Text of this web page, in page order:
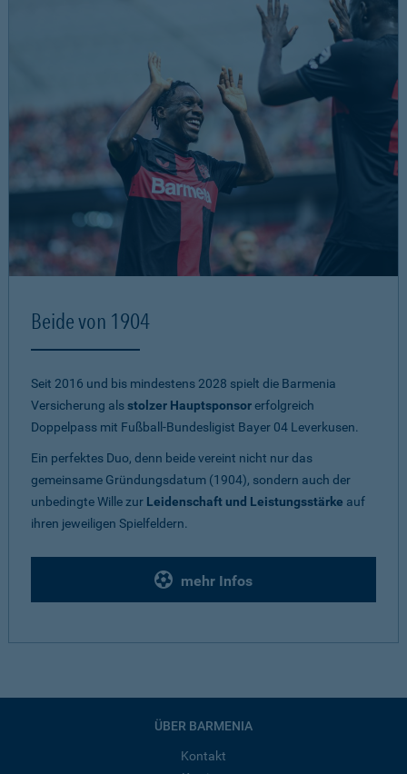
Beide von 1904
Seit 2016 und bis mindestens 2028 spielt die Barmenia
Versicherung alsstolzer Hauptsponsorerfolgreich
Doppelpass mit Fußball-Bundesligist Bayer 04 Leverkusen.
Ein perfektes Duo, denn beide vereint nicht nur das
gemeinsame Gründungsdatum (1904), sondern auch der
unbedingte Wille zur Leidenschaft und Leistungsstärke auf
ihren jeweiligen Spielfeldern.
mehr Infos
ÜBER BARMENIA
Kontakt